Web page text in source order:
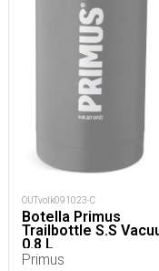
OUTvolk091023-C
Botella Primus
Trailbottle S.S
0.8 L
Primus